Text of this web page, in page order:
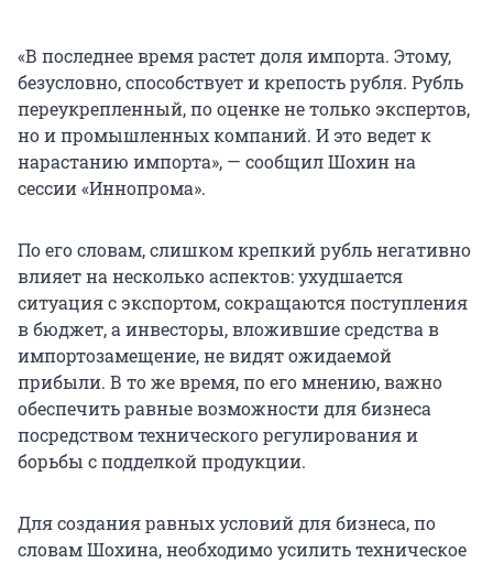
«В последнее время растет доля импорта. Этому,
безусловно, способствует и крепость рубля. Рубль
переукрепленный, по оценке не только экспертов,
но и промышленных компаний. И это ведет к
нарастанию импорта», — сообщил Шохин на
сессии «Иннопрома».
По его словам, слишком крепкий рубль негативно
влияет на несколько аспектов: ухудшается
ситуация с экспортом, сокращаются поступления
в бюджет, а инвесторы, вложившие средства в
импортозамещение, не видят ожидаемой
прибыли. В то же время, по его мнению, важно
обеспечить равные возможности для бизнеса
посредством технического регулирования и
борьбы с подделкой продукции.
Для создания равных условий для бизнеса, по
словам Шохина, необходимо усилить техническое